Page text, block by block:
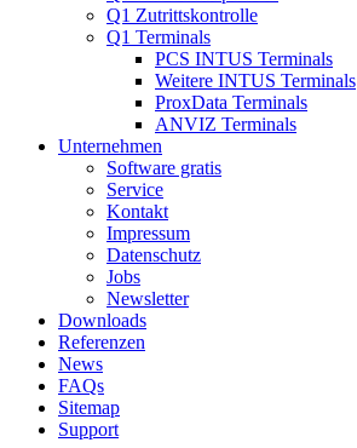
Q1 Zutrittskontrolle
Q1 Terminals
PCS INTUS Terminals
Weitere INTUS Terminals
ProxData Terminals
ANVIZ Terminals
Unternehmen
Software gratis
Service
Kontakt
Impressum
Datenschutz
Jobs
Newsletter
Downloads
Referenzen
News
FAQs
Sitemap
Support